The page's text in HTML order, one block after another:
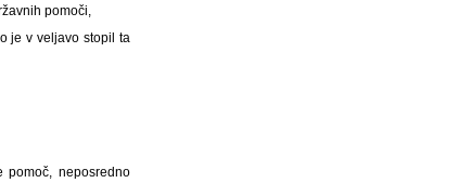
pomoči,
je v veljavo stopil ta
pomoč, neposredno